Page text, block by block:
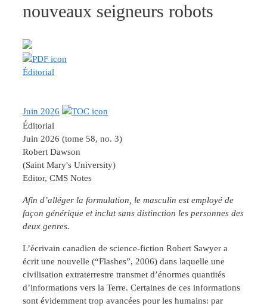
nouveaux seigneurs robots
Éditorial
Juin 2026
Éditorial
Juin 2026 (tome 58, no. 3)
Robert Dawson
(Saint Mary's University)
Editor, CMS Notes
Afin d’alléger la formulation, le masculin est employé de
façon générique et inclut sans distinction les personnes des
deux genres.
L’écrivain canadien de science-fiction Robert Sawyer a
écrit une nouvelle (“Flashes”, 2006) dans laquelle une
civilisation extraterrestre transmet d’énormes quantités
d’informations vers la Terre. Certaines de ces informations
sont évidemment trop avancées pour les humains: par